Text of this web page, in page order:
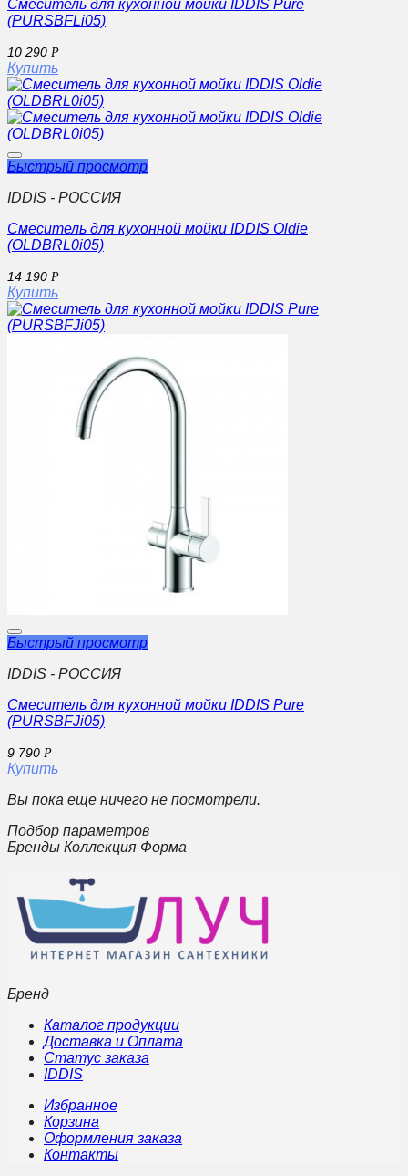
Смеситель для кухонной мойки IDDIS Pure
(PURSBFLi05)
10 290 Р
Купить
Быстрый просмотр
IDDIS - РОССИЯ
Смеситель для кухонной мойки IDDIS Oldie
(OLDBRL0i05)
14 190 Р
Купить
Быстрый просмотр
IDDIS - РОССИЯ
Смеситель для кухонной мойки IDDIS Pure
(PURSBFJi05)
9 790 Р
Купить
Вы пока еще ничего не посмотрели.
Подбор параметров
Бренды Коллекция Форма
Бренд
Каталог продукции
Доставка и Оплата
Статус заказа
IDDIS
Избранное
Корзина
Оформления заказа
Контакты